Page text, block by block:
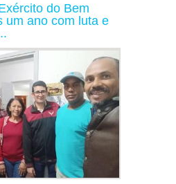
do Bem
um ano com luta e